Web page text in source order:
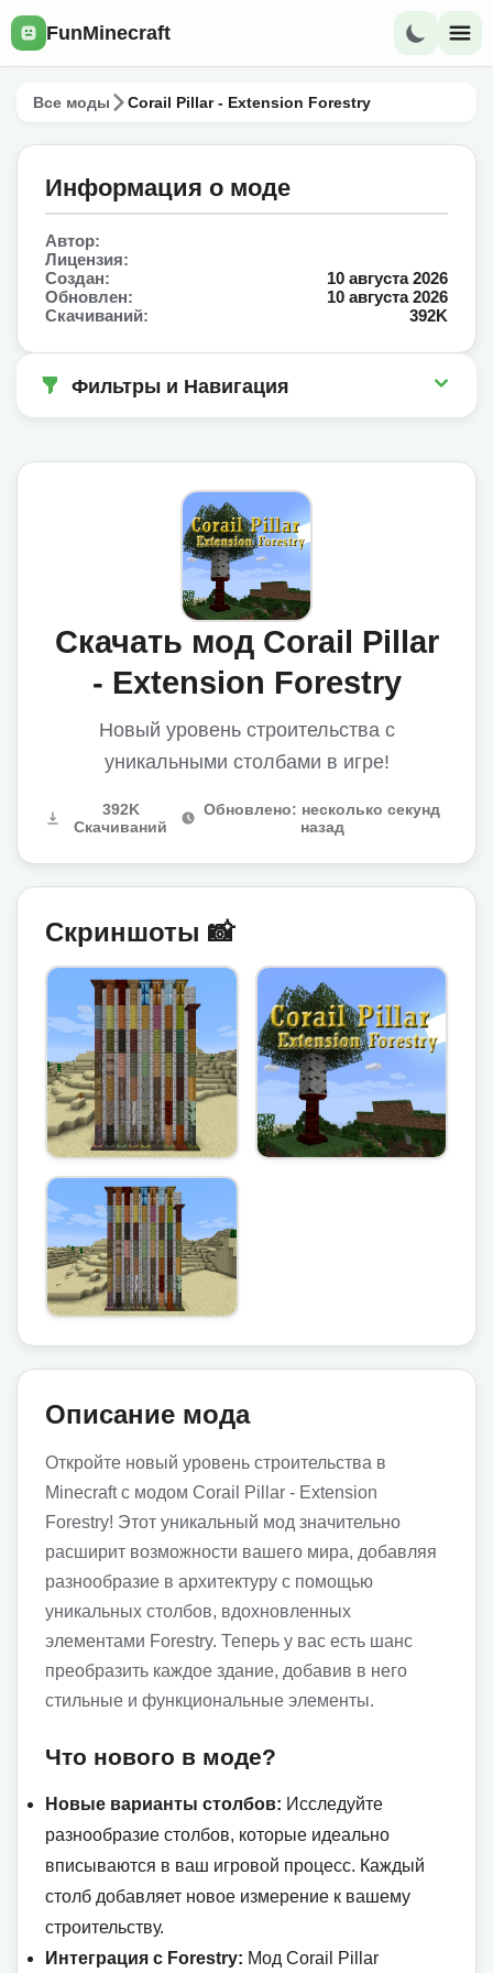
FunMinecraft
Все моды Corail Pillar - Extension Forestry
Скачать мод Corail Pillar
- Extension Forestry
Новый уровень строительства с
уникальными столбами в игре!
392K
Скачиваний
Обновлено: несколько секунд
назад
Скриншоты 📸
Описание мода
Откройте новый уровень строительства в
Minecraft с модом Corail Pillar - Extension
Forestry! Этот уникальный мод значительно
расширит возможности вашего мира, добавляя
разнообразие в архитектуру с помощью
уникальных столбов, вдохновленных
элементами Forestry. Теперь у вас есть шанс
преобразить каждое здание, добавив в него
стильные и функциональные элементы.
Что нового в моде?
Новые варианты столбов: Исследуйте
разнообразие столбов, которые идеально
вписываются в ваш игровой процесс. Каждый
столб добавляет новое измерение к вашему
строительству.
Интеграция с Forestry: Мод Corail Pillar
Информация о моде
Автор:
Лицензия:
Создан:
10 августа 2026
Обновлен:
10 августа 2026
Скачиваний:
392K
Фильтры и Навигация